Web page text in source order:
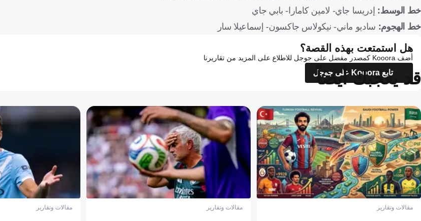
خط الوسط: إدريسا جاي- لامين كامارا- بابي جاي
خط الهجوم: ساديو ماني- نيكولاس جاكسون- إسماعيلا سار
هل استمتعت بهذه القصة؟
أضف Kooora كمصدر مفضل على جوجل للاطلاع على المزيد من تقاريرنا
تابع Kooora على جوجل
قد يعجبك أيضاً
مقالات وتقارير مقالات وتقارير مقالات وتقارير